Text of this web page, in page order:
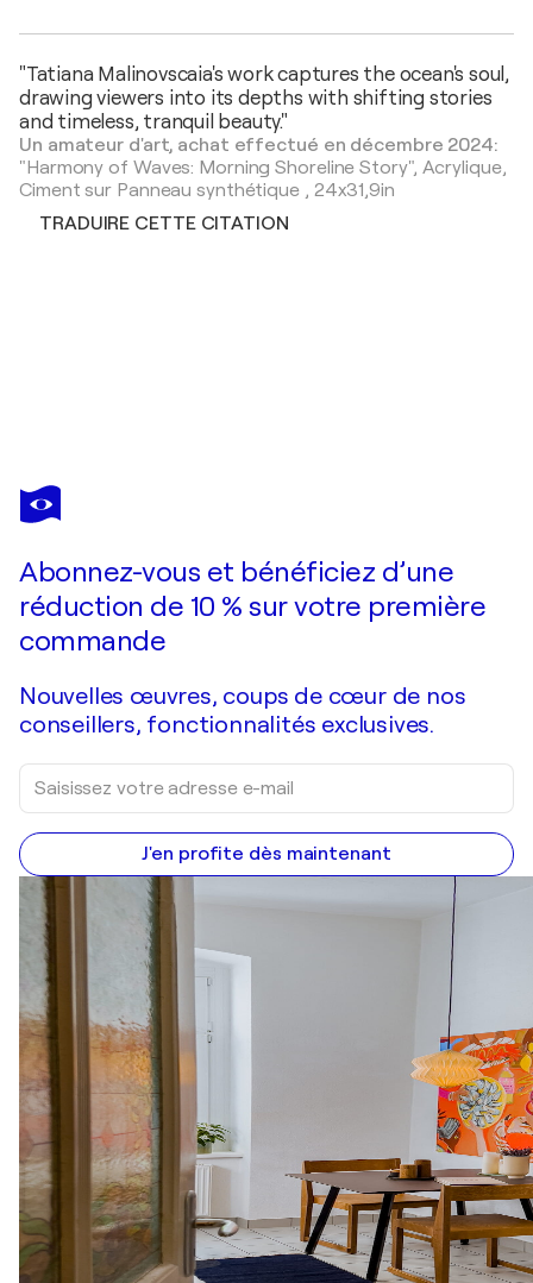
"Tatiana Malinovscaia's work captures the ocean's soul,
drawing viewers into its depths with shifting stories
and timeless, tranquil beauty."
Un amateur d'art, achat effectué en décembre 2024:
"Harmony of Waves: Morning Shoreline Story", Acrylique,
Ciment sur Panneau synthétique , 24x31,9in
TRADUIRE CETTE CITATION
TATIANA MALINOVSCAIA
Abonnez-vous et bénéficiez d’une
réduction de 10 % sur votre première
commande
Nouvelles œuvres, coups de cœur de nos
conseillers, fonctionnalités exclusives.
J'en profite dès maintenant